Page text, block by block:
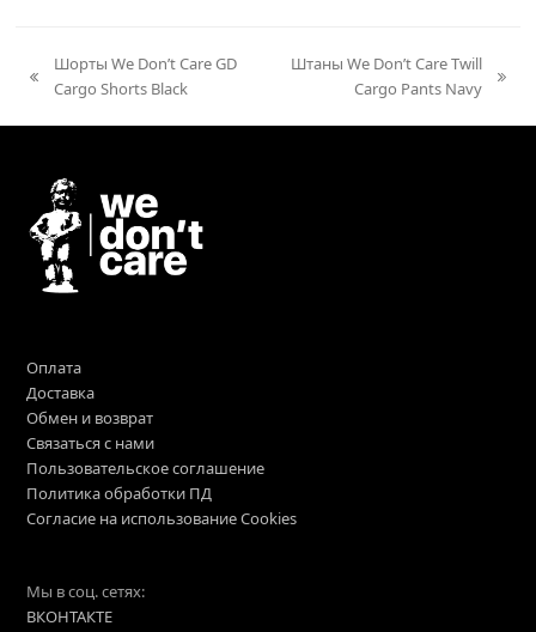
previous
Шорты We Don’t Care GD
Cargo Shorts Black
Штаны We Don’t Care Twill
Cargo Pants Navy
Оплата
Доставка
Обмен и возврат
Связаться с нами
Пользовательское соглашение
Политика обработки ПД
Согласие на использование Cookies
Мы в соц. сетях:
ВКОНТАКТЕ